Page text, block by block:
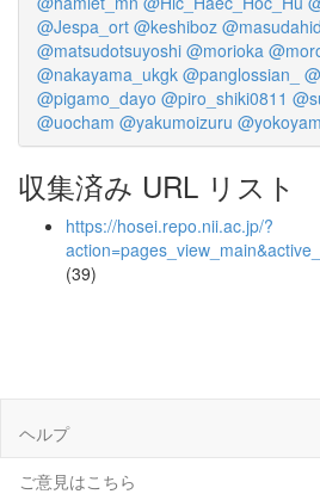
@Jespa_ort @keshiboz
@matsudotsuyoshi @morioka
@nakayama_ukgk @panglossian_
@pigamo_dayo @piro_shiki0811
@uocham @yakumoizuru
収集済み URL リスト
https://hosei.repo.nii.ac.jp/?
(39)
ヘルプ
ご意見はこちら